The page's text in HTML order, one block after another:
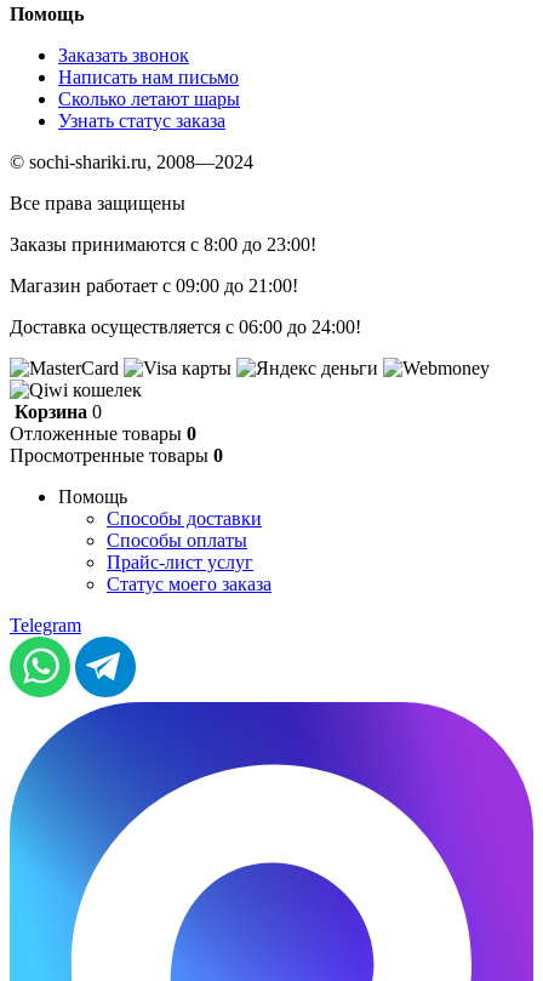
Помощь
Заказать звонок
Написать нам письмо
Сколько летают шары
Узнать статус заказа
© sochi-shariki.ru, 2008—2024
Все права защищены
Заказы принимаются с 8:00 до 23:00!
Магазин работает с 09:00 до 21:00!
Доставка осуществляется с 06:00 до 24:00!
Корзина 0
Отложенные товары 0
Просмотренные товары 0
Помощь
Способы доставки
Способы оплаты
Прайс-лист услуг
Статус моего заказа
Telegram